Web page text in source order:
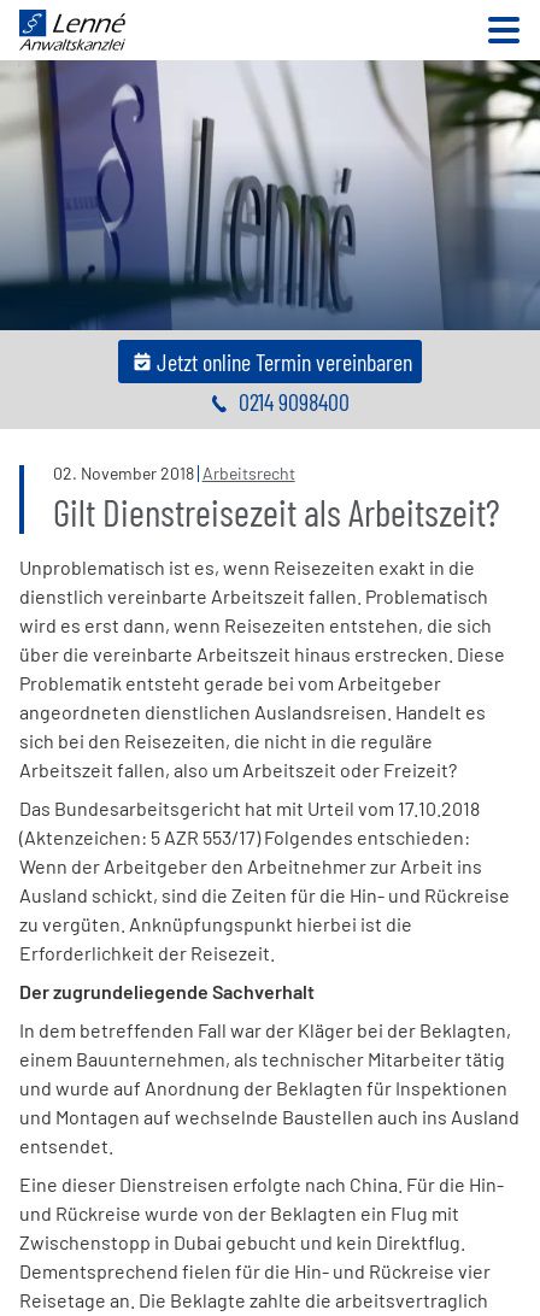
Jetzt online Termin vereinbaren
0214 9098400
02. November2018 Arbeitsrecht
Gilt Dienstreisezeit als Arbeitszeit?
Unproblematisch ist es, wenn Reisezeiten exakt in die
dienstlich vereinbarte Arbeitszeit fallen. Problematisch
wird es erst dann, wenn Reisezeiten entstehen, die sich
über die vereinbarte Arbeitszeit hinaus erstrecken. Diese
Problematik entsteht gerade bei vom Arbeitgeber
angeordneten dienstlichen Auslandsreisen. Handelt es
sich bei den Reisezeiten, die nicht in die reguläre
Arbeitszeit fallen, also um Arbeitszeit oder Freizeit?
Das Bundesarbeitsgericht hat mit Urteil vom 17.10.2018
(Aktenzeichen: 5 AZR 553/17) Folgendes entschieden:
Wenn der Arbeitgeber den Arbeitnehmer zur Arbeit ins
Ausland schickt, sind die Zeiten für die Hin- und Rückreise
zu vergüten. Anknüpfungspunkt hierbei ist die
Erforderlichkeit der Reisezeit.
Der zugrundeliegende Sachverhalt
In dem betreffenden Fall war der Kläger bei der Beklagten,
einem Bauunternehmen, als technischer Mitarbeiter tätig
und wurde auf Anordnung der Beklagten für Inspektionen
und Montagen auf wechselnde Baustellen auch ins Ausland
entsendet.
Eine dieser Dienstreisen erfolgte nach China. Für die Hin-
und Rückreise wurde von der Beklagten ein Flug mit
Zwischenstopp in Dubai gebucht und kein Direktflug.
Dementsprechend fielen für die Hin- und Rückreise vier
Reisetage an. Die Beklagte zahlte die arbeitsvertraglich